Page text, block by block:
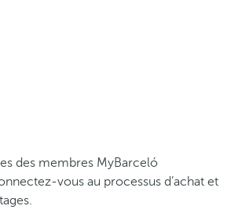
des membres MyBarceló
vous au processus d’achat et